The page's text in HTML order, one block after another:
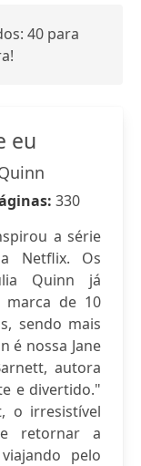
40 para
eu
330
a série
Netflix. Os
Quinn já
marca de 10
sendo mais
é nossa Jane
autora
e divertido."
o irresistível
retornar a
pelo